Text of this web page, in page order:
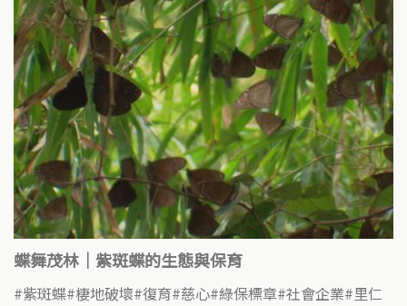
蝶舞茂林｜紫斑蝶的生態與保育
紫斑蝶 棲地破壞 復育 慈心 綠保標章 社會企業 里仁